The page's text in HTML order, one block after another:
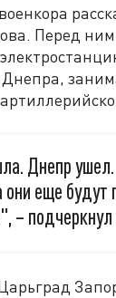
Перед
Днепр
они еще
– подчеркнул